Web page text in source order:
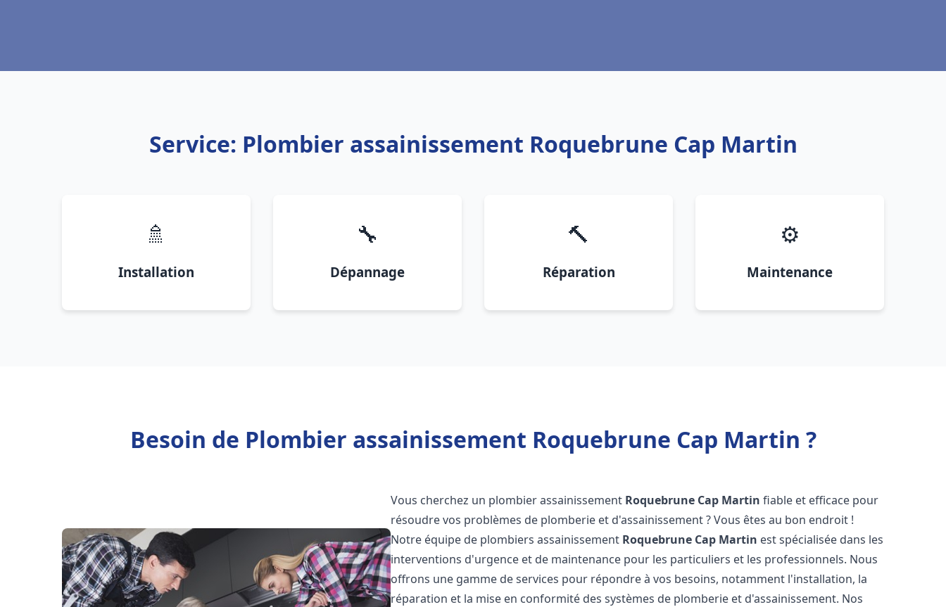
Service: Plombier assainissement Roquebrune Cap Martin
🚿
Installation
🔧
Dépannage
🔨
Réparation
⚙️
Maintenance
Besoin de Plombier assainissement Roquebrune Cap Martin ?
Vous cherchez un plombier assainissement Roquebrune Cap Martin fiable et efficace pour
résoudre vos problèmes de plomberie et d'assainissement ? Vous êtes au bon endroit !
Notre équipe de plombiers assainissement Roquebrune Cap Martin est spécialisée dans les
interventions d'urgence et de maintenance pour les particuliers et les professionnels. Nous
offrons une gamme de services pour répondre à vos besoins, notamment l'installation, la
réparation et la mise en conformité des systèmes de plomberie et d'assainissement. Nos